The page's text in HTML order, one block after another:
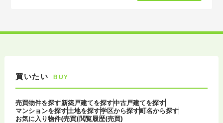
買いたい BUY
売買物件を探す新築戸建てを探す中古戸建てを探す
マンションを探す土地を探す学区から探す町名から探す
お気に入り物件(売買)閲覧履歴(売買)